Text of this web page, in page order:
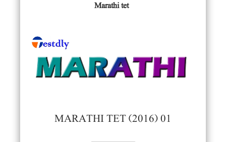
Marathi tet
MARATHI TET (2016) 01